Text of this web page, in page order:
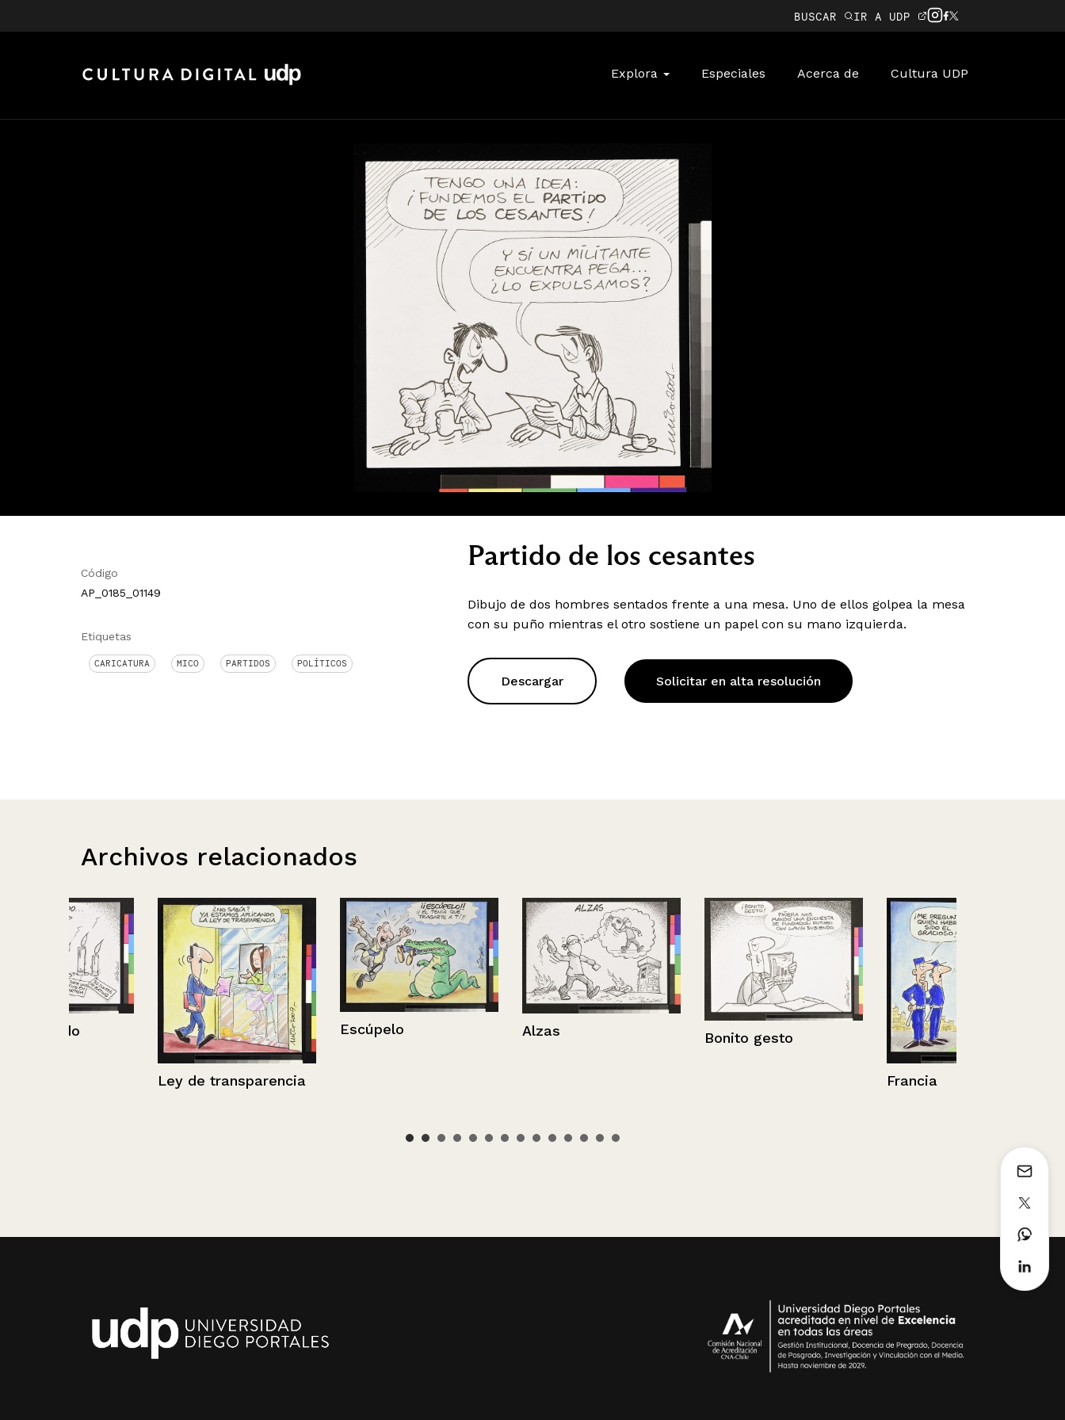
BUSCAR IR A UDP
Explora Especiales Acerca de Cultura UDP
Código
AP_0185_01149
Etiquetas
CARICATURA MICO PARTIDOS POLÍTICOS
Partido de los cesantes
Dibujo de dos hombres sentados frente a una mesa. Uno de ellos golpea la mesa
con su puño mientras el otro sostiene un papel con su mano izquierda.
Descargar Solicitar en alta resolución
Archivos relacionados
Ley de transparencia
Escúpelo